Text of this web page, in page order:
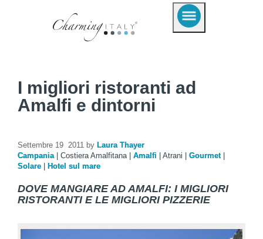
I migliori ristoranti ad
Amalfi e dintorni
Settembre 19 2011 by Laura Thayer
Campania
Costiera Amalfitana Amalfi Atrani Gourmet
Solare
Hotel sul mare
DOVE MANGIARE AD AMALFI: I MIGLIORI
RISTORANTI E LE MIGLIORI PIZZERIE